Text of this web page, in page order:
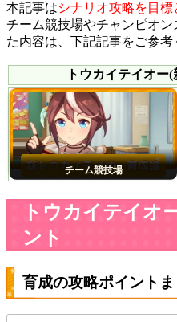
本記事はシナリオ攻略を目
チーム競技場やチャンピオ
た内容は、下記記事をご参考
トウカイテイオー
チーム競技場
トウカイテイオ
ント
育成の攻略ポイント